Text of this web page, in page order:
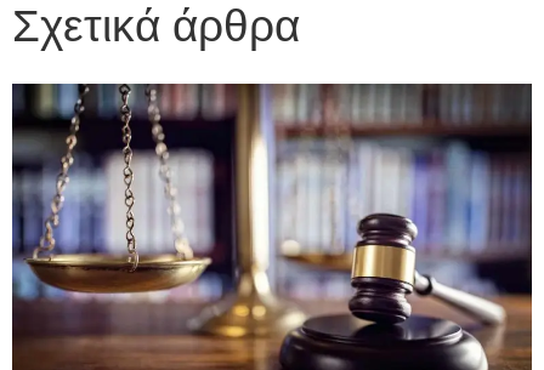
Σχετικά άρθρα